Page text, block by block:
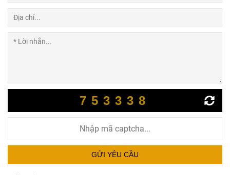
753338
GỬI YÊU CẦU